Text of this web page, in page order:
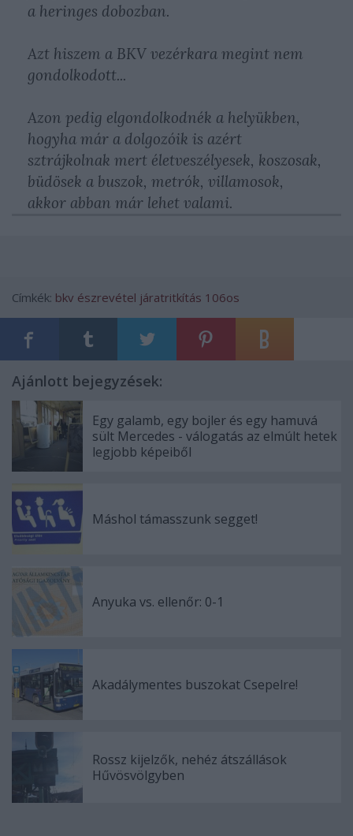
a heringes dobozban.
Azt hiszem a BKV vezérkara megint nem
gondolkodott...
Azon pedig elgondolkodnék a helyükben,
hogyha már a dolgozóik is azért
sztrájkolnak mert életveszélyesek, koszosak,
büdösek a buszok, metrók, villamosok,
akkor abban már lehet valami.
Címkék: bkv észrevétel járatritkítás 106os
Ajánlott bejegyzések:
Egy galamb, egy bojler és egy hamuvá
sült Mercedes - válogatás az elmúlt hetek
legjobb képeiből
Máshol támasszunk segget!
Anyuka vs. ellenőr: 0-1
Akadálymentes buszokat Csepelre!
Rossz kijelzők, nehéz átszállások
Hűvösvölgyben